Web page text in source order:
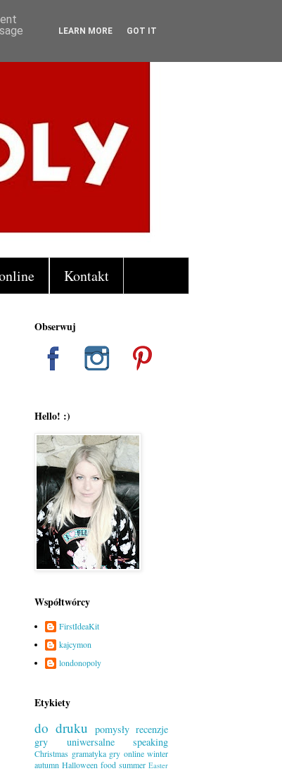
Kontakt
Obserwuj
Hello! :)
Współtwórcy
FirstIdeaKit
kajcymon
londonopoly
Etykiety
do druku pomysły recenzje
gry uniwersalne
speaking
Christmas gramatyka gry online winter
autumn Halloween food summer Easter
LEARN MORE GOT IT